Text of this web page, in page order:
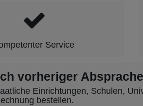
Service
vorheriger
Einrichtungen, Schulen,
bestellen.